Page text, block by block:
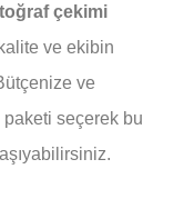
çekimi
ve ekibin
ve
seçerek bu